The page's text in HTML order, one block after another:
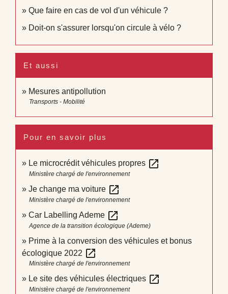
Que faire en cas de vol d'un véhicule ?
Doit-on s'assurer lorsqu'on circule à vélo ?
Et aussi
Mesures antipollution
Transports - Mobilité
Pour en savoir plus
Le microcrédit véhicules propres open_in_new
Ministère chargé de l'environnement
Je change ma voiture open_in_new
Ministère chargé de l'environnement
Car Labelling Ademe open_in_new
Agence de la transition écologique (Ademe)
Prime à la conversion des véhicules et bonus
écologique 2022 open_in_new
Ministère chargé de l'environnement
Le site des véhicules électriques open_in_new
Ministère chargé de l'environnement